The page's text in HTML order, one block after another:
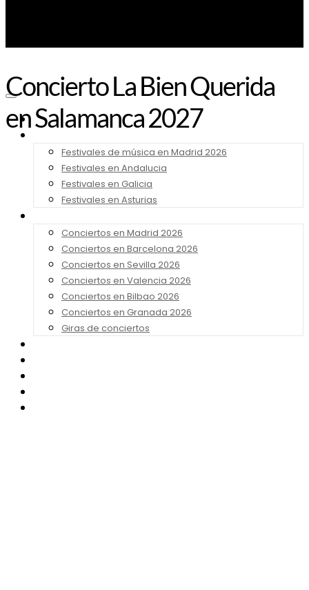
Noticias
Festivales de música en Madrid 2026
Festivales en Andalucia
Festivales en Galicia
Festivales en Asturias
Conciertos en Madrid 2026
Conciertos en Barcelona 2026
Conciertos en Sevilla 2026
Conciertos en Valencia 2026
Conciertos en Bilbao 2026
Conciertos en Granada 2026
Giras de conciertos
Concierto La Bien Querida
en Salamanca 2027